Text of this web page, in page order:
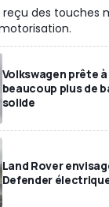
reçu des touches
Volkswagen prête
beaucoup plus de
solide
Land Rover
Defender